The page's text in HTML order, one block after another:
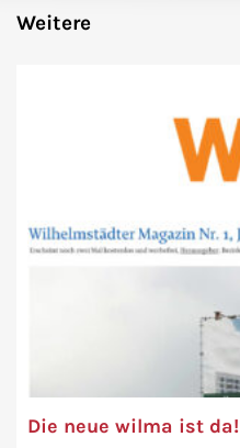
Weitere
Die neue wilma ist da!